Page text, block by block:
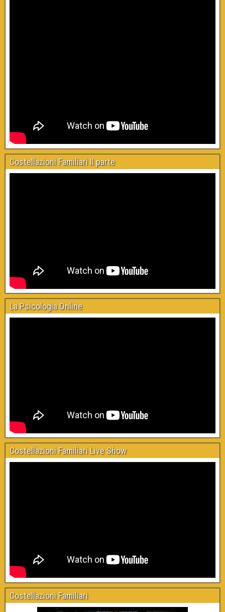
Costellazioni Familiari II parte
La Psicologia Online
Costellazioni Familiari Live Show
Costellazioni Familiari